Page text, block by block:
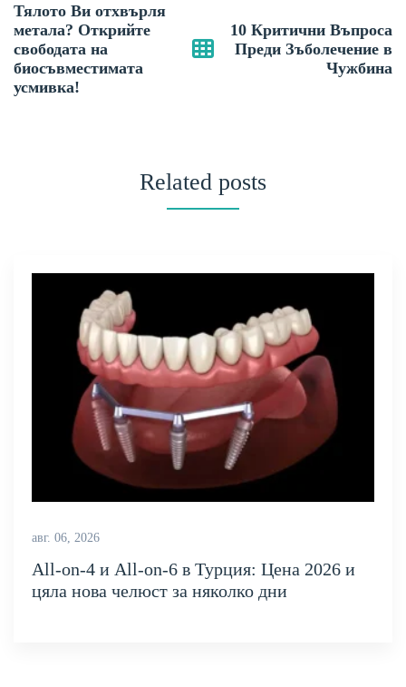
navigation
Тялото Ви отхвърля
метала? Открийте
свободата на
биосъвместимата
усмивка!
10 Критични Въпроса
Преди Зъболечение в
Чужбина
Related posts
авг. 06, 2026
All-on-4 и All-on-6 в Турция: Цена 2026 и
цяла нова челюст за няколко дни